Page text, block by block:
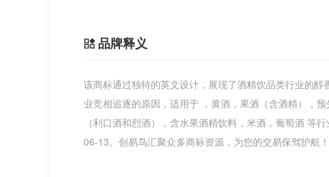
品牌释义
该商标通过独特的英文设计，展现了酒精饮品类行业的
业竞相追逐的原因，适用于 ，黄酒，果酒（含酒精），
（利口酒和烈酒），含水果酒精饮料，米酒，葡萄酒 等
06-13。创易鸟汇聚众多商标资源，为您的交易保驾护航！